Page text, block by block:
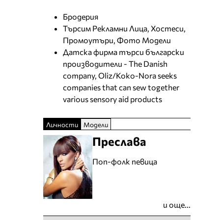
Бродерия
Търсим Рекламни Лица, Хостеси,
Промоутъри, Фото Модели
Датска фирма търси български
производители - The Danish
company, Oliz/Koko-Nora seeks
companies that can sew together
various sensory aid products
Личности Модели
Преслава
Поп-фолк певица
и още...